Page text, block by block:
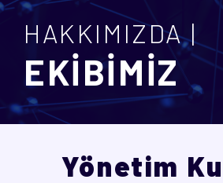
HAKKIMIZDA |
EKİBİMİZ
Yönetim